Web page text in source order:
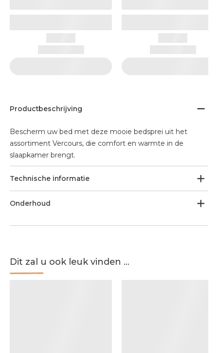
Productbeschrijving
Bescherm uw bed met deze mooie bedsprei uit het
assortiment Vercours, die comfort en warmte in de
slaapkamer brengt.
Technische informatie
Onderhoud
Dit zal u ook leuk vinden ...